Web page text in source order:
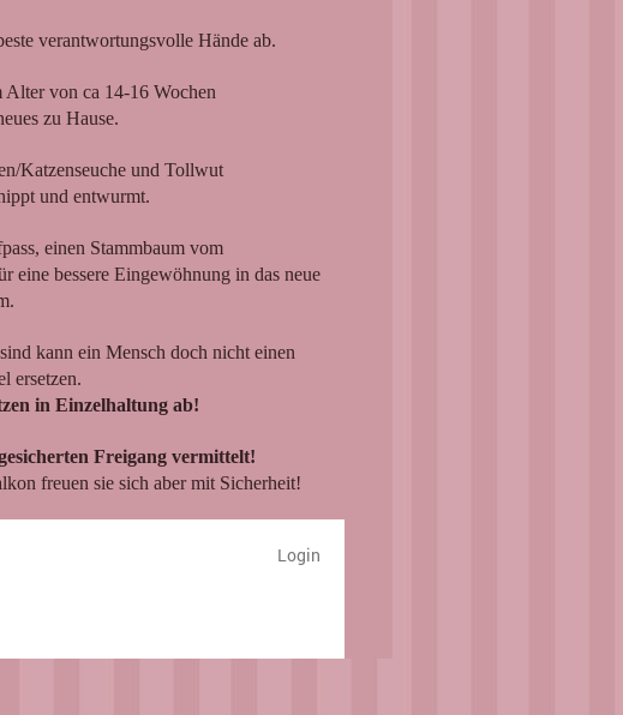
verantwortungsvolle Hände ab.
Alter von ca 14-16 Wochen
zu Hause.
Katzenseuche und Tollwut
und entwurmt.
einen Stammbaum vom
eine bessere Eingewöhnung in das neue
kann ein Mensch doch nicht einen
ersetzen.
in Einzelhaltung ab!
Freigang vermittelt!
freuen sie sich aber mit Sicherheit!
Login